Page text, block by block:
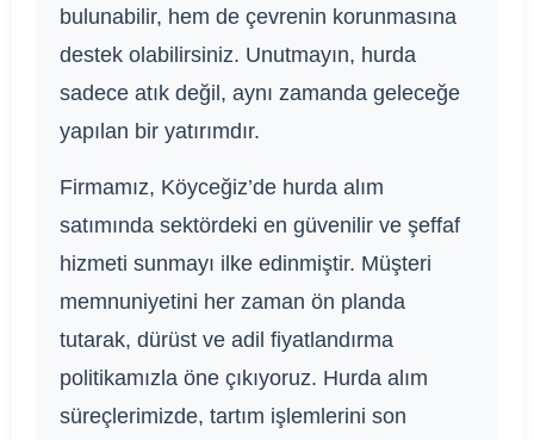
bulunabilir, hem de çevrenin korunmasına
destek olabilirsiniz. Unutmayın, hurda
sadece atık değil, aynı zamanda geleceğe
yapılan bir yatırımdır.
Firmamız, Köyceğiz’de hurda alım
satımında sektördeki en güvenilir ve şeffaf
hizmeti sunmayı ilke edinmiştir. Müşteri
memnuniyetini her zaman ön planda
tutarak, dürüst ve adil fiyatlandırma
politikamızla öne çıkıyoruz. Hurda alım
süreçlerimizde, tartım işlemlerini son